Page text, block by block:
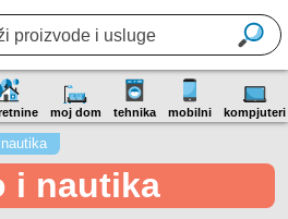
moj dom tehnika mobilni kompjuteri
i nautika